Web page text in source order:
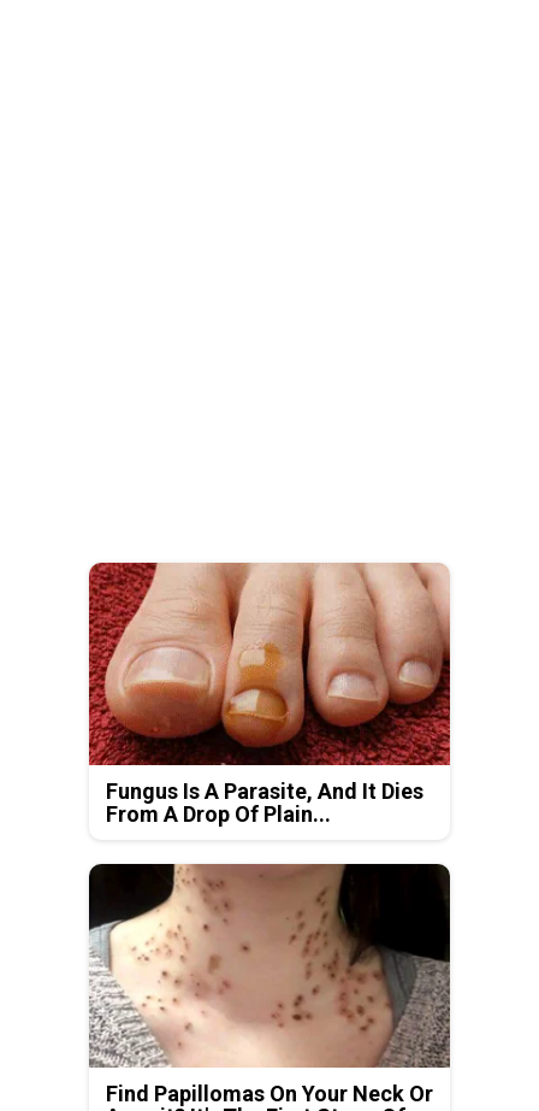
Fungus Is A Parasite, And It Dies
From A Drop Of Plain...
Find Papillomas On Your Neck Or